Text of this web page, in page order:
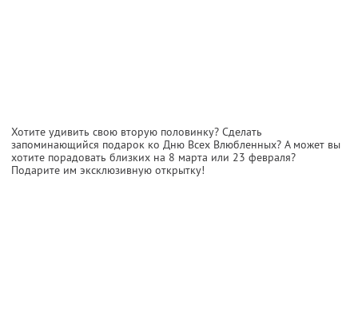
Хотите удивить свою вторую половинку? Сделать
запоминающийся подарок ко Дню Всех Влюбленных? А может вы
хотите порадовать близких на 8 марта или 23 февраля?
Подарите им эксклюзивную открытку!